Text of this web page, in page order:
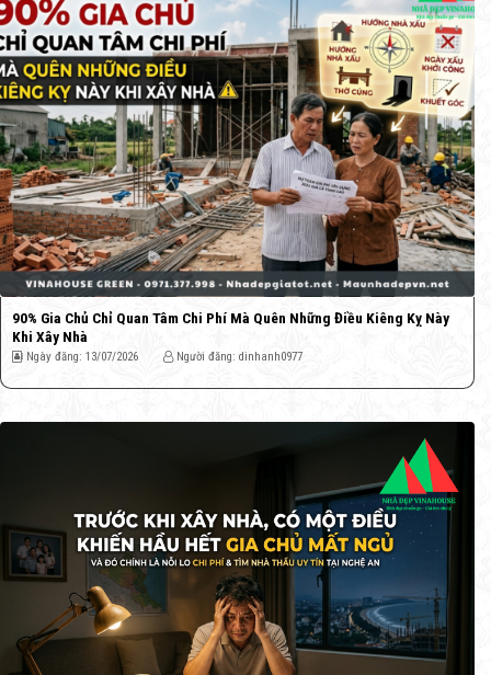
90% Gia Chủ Chỉ Quan Tâm Chi Phí Mà Quên Những Điều Kiêng Kỵ Này
Khi Xây Nhà
Ngày đăng: 13/07/2026 Người đăng: dinhanh0977